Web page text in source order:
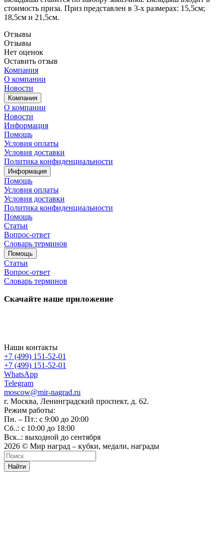
стоимость приза. Приз представлен в 3-х размерах: 15,5см;
18,5см и 21,5см.
Отзывы
Отзывы
Нет оценок
Оставить отзыв
Компания
О компании
Новости
Компания
О компании
Новости
Информация
Помощь
Условия оплаты
Условия доставки
Политика конфиденциальности
Информация
Помощь
Условия оплаты
Условия доставки
Политика конфиденциальности
Помощь
Статьи
Вопрос-ответ
Словарь терминов
Помощь
Статьи
Вопрос-ответ
Словарь терминов
Скачайте наше приложение
Наши контакты
+7 (499) 151-52-01
+7 (499) 151-52-01
WhatsApp
Telegram
moscow@mir-nagrad.ru
г. Москва, Ленинградский проспект, д. 62.
Режим работы:
Пн. – Пт.: с 9:00 до 20:00
Сб..: с 10:00 до 18:00
Вск..: выходной до сентября
2026 © Мир наград – кубки, медали, награды
Найти